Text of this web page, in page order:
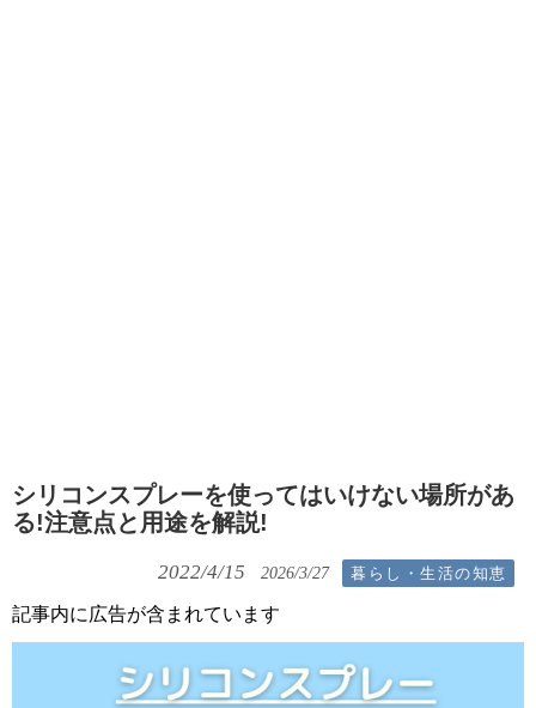
シリコンスプレーを使ってはいけない場所があ
る!注意点と用途を解説!
2022/4/15 2026/3/27 暮らし・生活の知恵
記事内に広告が含まれています